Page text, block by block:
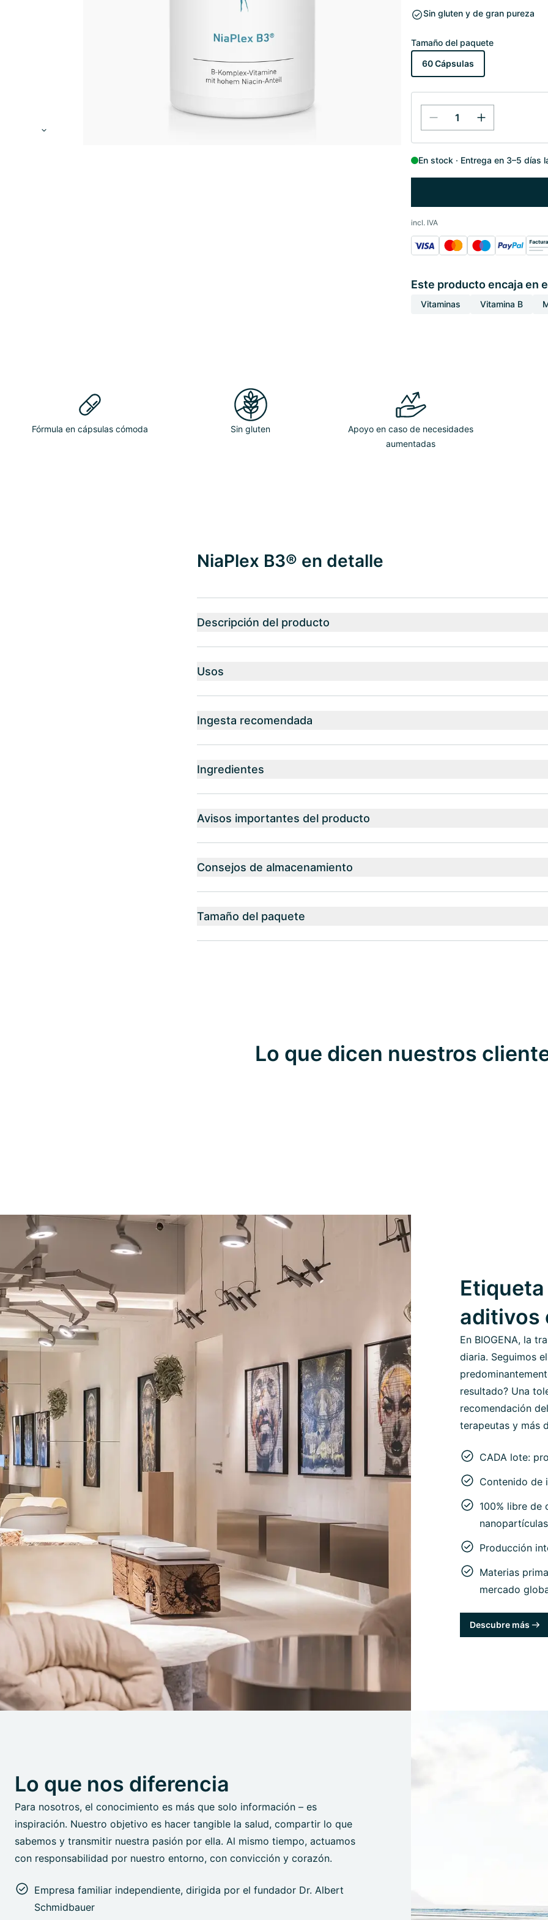
Sin gluten y de gran pureza
Tamaño del paquete
60 Cápsulas
En stock Entrega en 3–5 días
incl. IVA
Este producto encaja en
Vitaminas Vitamina B
Fórmula en cápsulas cómoda Sin gluten
Apoyo en caso de necesidades
aumentadas
NiaPlex B3® en detalle
Descripción del producto
Usos
Ingesta recomendada
Ingredientes
Avisos importantes del producto
Consejos de almacenamiento
Tamaño del paquete
Lo que dicen nuestros
aditivos
En BIOGENA, la
diaria. Seguimos
resultado? Una
recomendación
terapeutas y más
CADA lote:
Contenido de
100% libre de
Producción
Materias
mercado
Descubre más
Lo que nos diferencia
Para nosotros, el conocimiento es más que solo información – es
inspiración. Nuestro objetivo es hacer tangible la salud, compartir lo que
sabemos y transmitir nuestra pasión por ella. Al mismo tiempo, actuamos
con responsabilidad por nuestro entorno, con convicción y corazón.
Empresa familiar independiente, dirigida por el fundador Dr. Albert
Schmidbauer